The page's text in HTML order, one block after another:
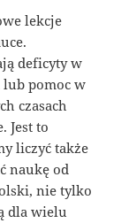
lekcje
deficyty w
pomoc w
czasach
Jest to
liczyć także
naukę od
nie tylko
dla wielu